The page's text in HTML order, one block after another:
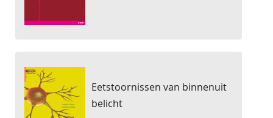
Eetstoornissen van binnenuit
belicht